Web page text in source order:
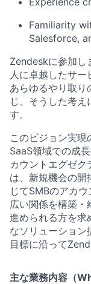
Familiarity
Salesforce,
Zendeskに参加し
人に卓越したサー
あらゆるやり取り
じ、そうした考え
す。
このビジョン実現
SaaS領域での成
カウントエグゼ
は、新規機会の開
じてSMBのアカ
広い関係を構築
進められる方を求
なソリューション
目標に沿って
主な業務内容（